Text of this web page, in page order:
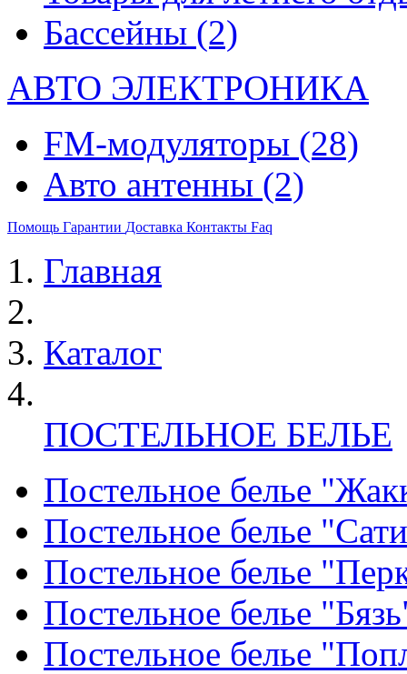
Бассейны (2)
АВТО ЭЛЕКТРОНИКА
FM-модуляторы (28)
Авто антенны (2)
Помощь Гарантии Доставка Контакты Faq
Главная
Каталог
ПОСТЕЛЬНОЕ БЕЛЬЕ
Постельное белье
Постельное белье
Постельное белье
Постельное белье
Постельное белье